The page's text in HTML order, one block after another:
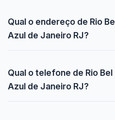
Qual o endereço de Rio
Azul de Janeiro RJ?
Qual o telefone de Rio
Azul de Janeiro RJ?